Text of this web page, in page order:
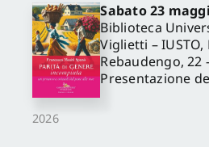
2026
Sabato 23
Biblioteca
Viglietti –
Rebaudengo, 22
Presentazione